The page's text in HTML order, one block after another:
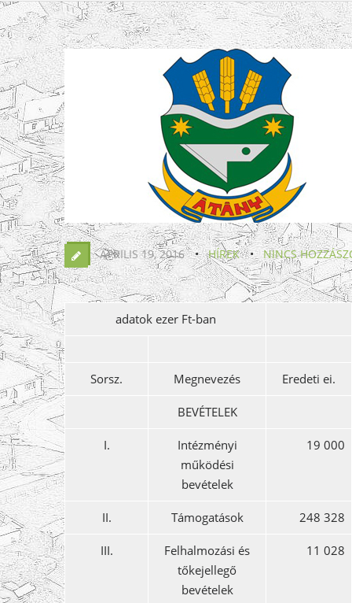
ÁPRILIS 19, 2016 HÍREK NINCS
adatok ezer Ft-ban
Sorsz. Megnevezés Eredeti ei.
BEVÉTELEK
I.
Intézményi
működési
bevételek
19 000
II. Támogatások 248 328
III.
Felhalmozási és
tőkejellegő
bevételek
11 028